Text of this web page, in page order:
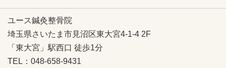
ユース鍼灸整骨院
埼玉県さいたま市見沼区東大宮4-1-4 2F
「東大宮」駅西口 徒歩1分
TEL：048-658-9431